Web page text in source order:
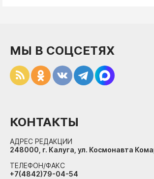
МЫ В СОЦСЕТЯХ
КОНТАКТЫ
АДРЕС РЕДАКЦИИ
248000, г. Калуга, ул. Космонавта
ТЕЛЕФОН/ФАКС
+7(4842)79-04-54